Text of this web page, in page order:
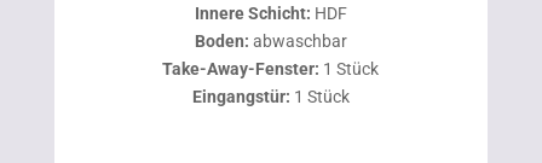
Innere Schicht: HDF
Boden: abwaschbar
Take-Away-Fenster: 1 Stück
Eingangstür: 1 Stück